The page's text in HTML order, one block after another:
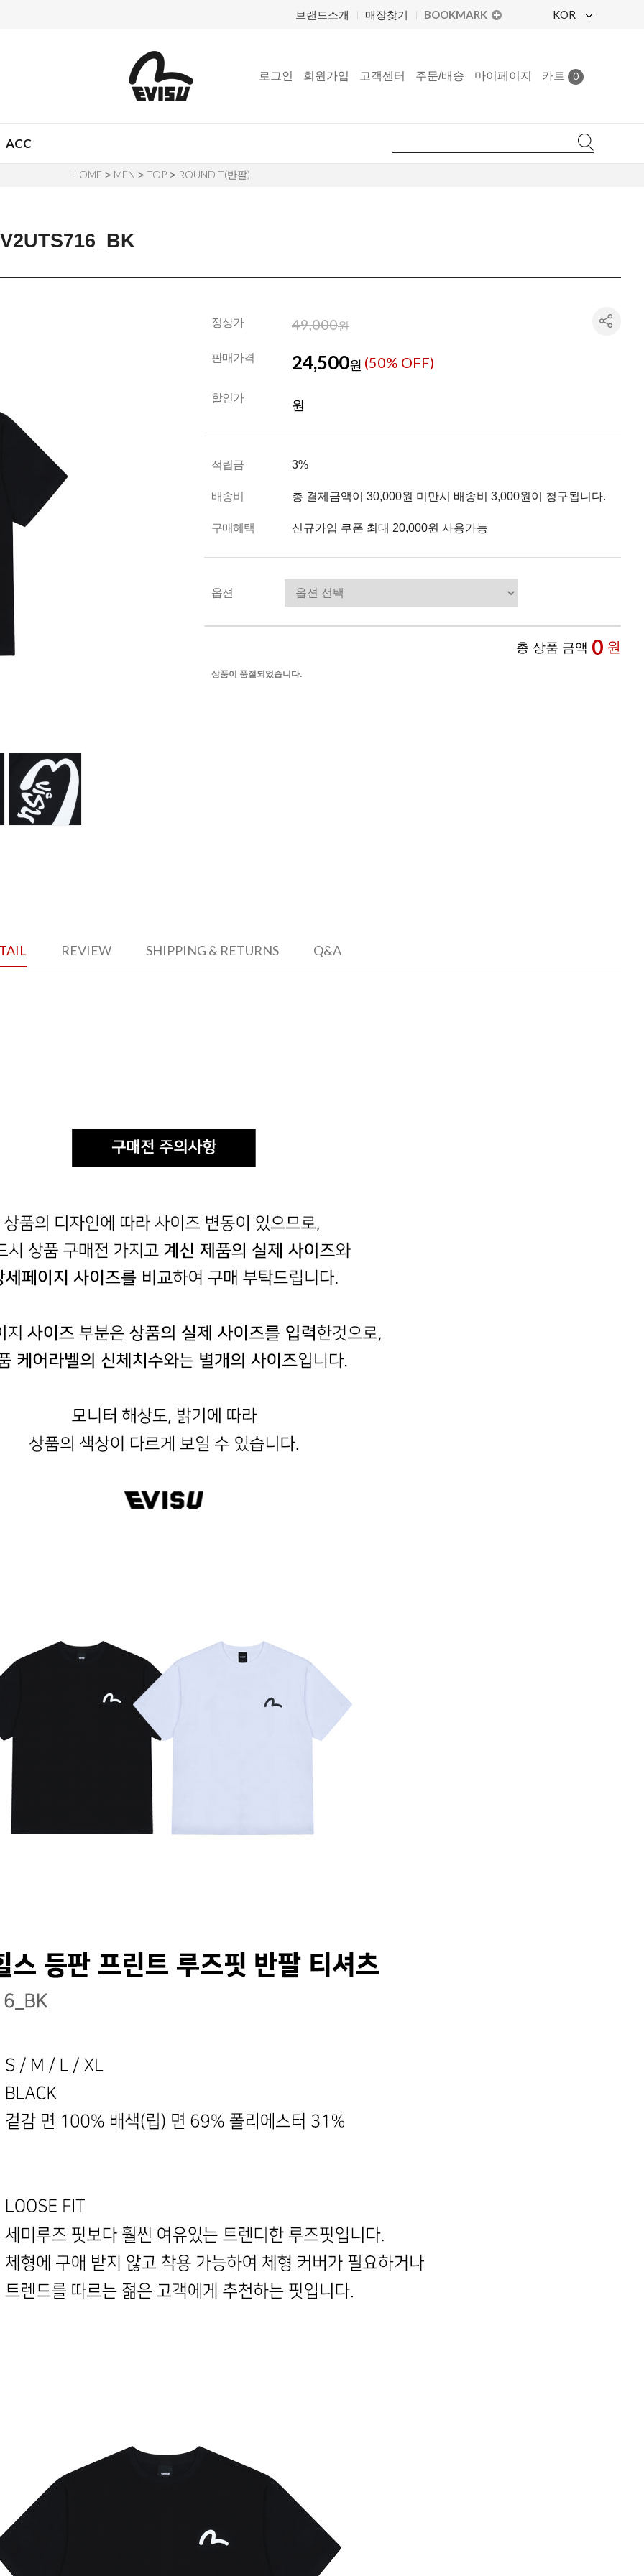
브랜드소개 매장찾기 BOOKMARK KOR
로그인 회원가입 고객센터 주문/배송 마이페이지 카트 0
ACC
HOME > MEN > TOP > ROUND T(반팔)
정상가 49,000원
판매가격 24,500원 (50% OFF)
할인가 원
적립금 3%
배송비 총 결제금액이 30,000원 미만시 배송비 3,000원이 청구됩니다.
구매혜택 신규가입 쿠폰 최대 20,000원 사용가능
옵션
총 상품 금액 0 원
상품이 품절되었습니다.
REVIEW SHIPPING & RETURNS Q&A